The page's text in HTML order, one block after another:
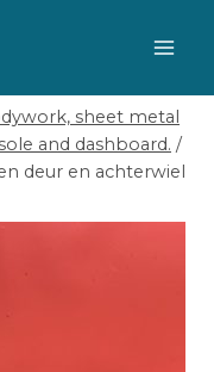
sheet metal
and dashboard. /
deur en achterwiel